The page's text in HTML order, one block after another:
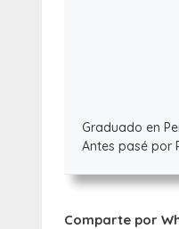
Graduado en
Antes pasé por
Comparte por